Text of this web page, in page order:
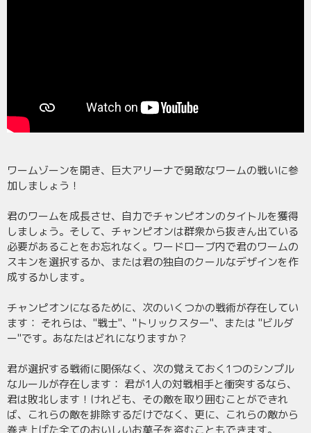
ワームゾーンを開き、巨大アリーナで勇敢なワームの戦いに参
加しましょう！
君のワームを成長させ、自力でチャンピオンのタイトルを獲得
しましょう。そして、チャンピオンは群衆から抜きん出ている
必要があることをお忘れなく。ワードローブ内で君のワームの
スキンを選択するか、または君の独自のクールなデザインを作
成するかします。
チャンピオンになるために、次のいくつかの戦術が存在してい
ます： それらは、"戦士"、"トリックスター"、または "ビルダ
ー"です。あなたはどれになりますか？
君が選択する戦術に関係なく、次の覚えておく1つのシンプル
なルールが存在します： 君が1人の対戦相手と衝突するなら、
君は敗北します！けれども、その敵を取り囲むことができれ
ば、これらの敵を排除するだけでなく、更に、これらの敵から